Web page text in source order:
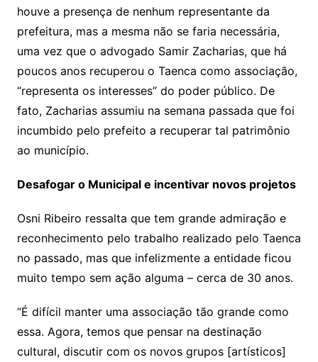
houve a presença de nenhum representante da
prefeitura, mas a mesma não se faria necessária,
uma vez que o advogado Samir Zacharias, que há
poucos anos recuperou o Taenca como associação,
“representa os interesses” do poder público. De
fato, Zacharias assumiu na semana passada que foi
incumbido pelo prefeito a recuperar tal patrimônio
ao município.
Desafogar o Municipal e incentivar novos projetos
Osni Ribeiro ressalta que tem grande admiração e
reconhecimento pelo trabalho realizado pelo Taenca
no passado, mas que infelizmente a entidade ficou
muito tempo sem ação alguma – cerca de 30 anos.
“É difícil manter uma associação tão grande como
essa. Agora, temos que pensar na destinação
cultural, discutir com os novos grupos [artísticos]